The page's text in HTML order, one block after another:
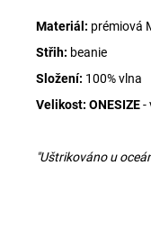
Materiál: prémiová
Střih: beanie
Složení: 100% vlna
Velikost: ONESIZE-
"Uštrikováno u